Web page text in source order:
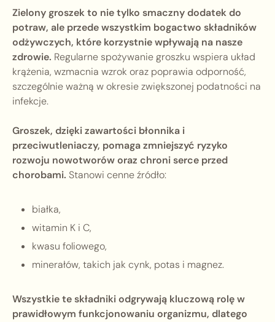
Zielony groszek to nie tylko smaczny dodatek do
potraw, ale przede wszystkim bogactwo składników
odżywczych, które korzystnie wpływają na nasze
zdrowie. Regularne spożywanie groszku wspiera układ
krążenia, wzmacnia wzrok oraz poprawia odporność,
szczególnie ważną w okresie zwiększonej podatności na
infekcje.
Groszek, dzięki zawartości błonnika i
przeciwutleniaczy, pomaga zmniejszyć ryzyko
rozwoju nowotworów oraz chroni serce przed
chorobami. Stanowi cenne źródło:
białka,
witamin K i C,
kwasu foliowego,
minerałów, takich jak cynk, potas i magnez.
Wszystkie te składniki odgrywają kluczową rolę w
prawidłowym funkcjonowaniu organizmu, dlatego